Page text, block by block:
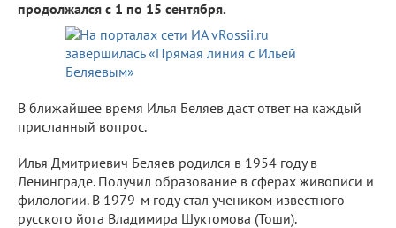
продолжался с 1 по 15 сентября.
В ближайшее время Илья Беляев даст ответ на каждый
присланный вопрос.
Илья Дмитриевич Беляев родился в 1954 году в
Ленинграде. Получил образование в сферах живописи и
филологии. В 1979-м году стал учеником известного
русского йога Владимира Шуктомова (Тоши).